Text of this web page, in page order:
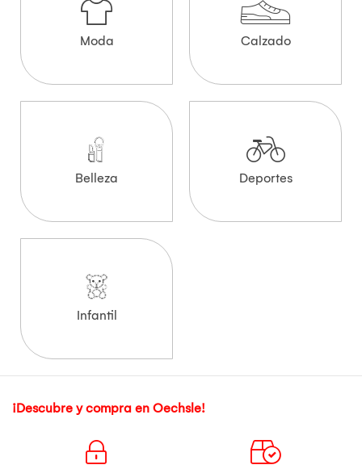
Moda Calzado
Belleza Deportes
Infantil
¡Descubre y compra en Oechsle!